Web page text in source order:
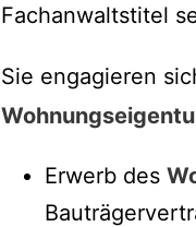
Fachanwaltstitel
Sie engagieren
Erwerb des